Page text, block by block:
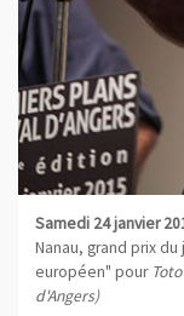
Samedi 24 janvier
Nanau, grand prix
européen" pour
d'Angers)